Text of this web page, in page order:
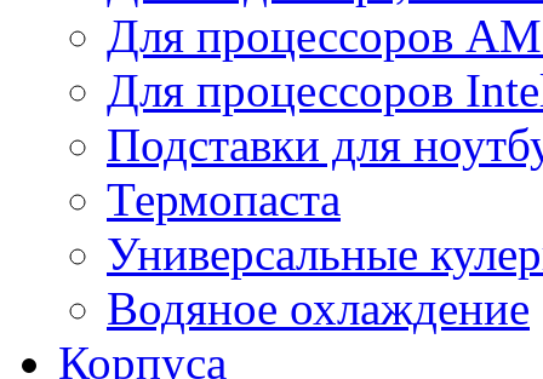
Для процессоров
Для процессоров
Подставки для
Термопаста
Универсальные
Водяное охлаждение
Корпуса